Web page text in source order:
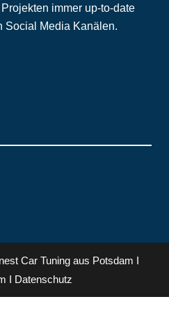
immer up-to-date
Social Media Kanälen.
Car Tuning aus Potsdam I
I Datenschutz